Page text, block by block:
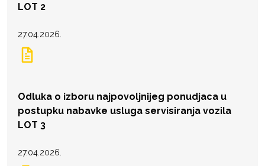
LOT 2
27.04.2026.
Odluka o izboru najpovoljnijeg ponudjaca u
postupku nabavke usluga servisiranja vozila
LOT 3
27.04.2026.